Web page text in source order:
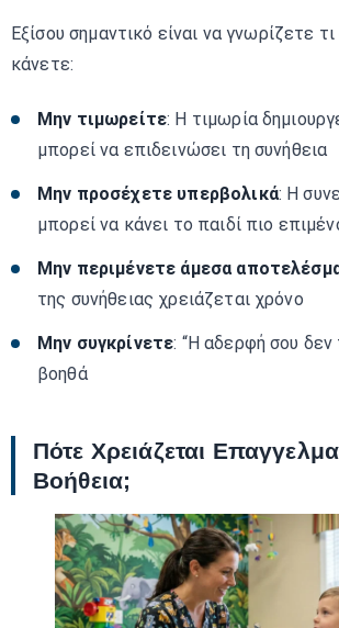
Εξίσου σημαντικό είναι να γνωρίζετε
κάνετε:
Μην τιμωρείτε: Η τιμωρία
μπορεί να επιδεινώσει τη συνήθεια
Μην προσέχετε υπερβολικά: Η
μπορεί να κάνει το παιδί πιο
Μην περιμένετε άμεσα
της συνήθειας χρειάζεται χρόνο
Μην συγκρίνετε: “Η αδερφή σου δεν
βοηθά
Πότε Χρειάζεται
Βοήθεια;